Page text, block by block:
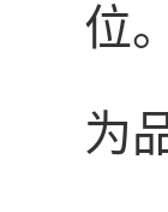
位
为